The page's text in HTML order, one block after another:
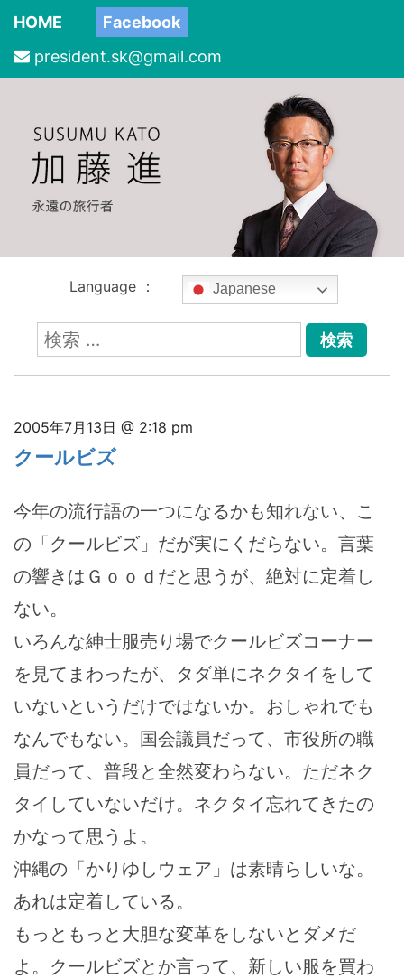
HOME
Facebook
president.sk@gmail.com
Language ： Japanese
検
索:
2005年7月13日 @ 2:18 pm
クールビズ
今年の流行語の一つになるかも知れない、こ
の「クールビズ」だが実にくだらない。言葉
の響きはＧｏｏｄだと思うが、絶対に定着し
ない。
いろんな紳士服売り場でクールビズコーナー
を見てまわったが、タダ単にネクタイをして
いないというだけではないか。おしゃれでも
なんでもない。国会議員だって、市役所の職
員だって、普段と全然変わらない。ただネク
タイしていないだけ。ネクタイ忘れてきたの
かなって思うよ。
沖縄の「かりゆしウェア」は素晴らしいな。
あれは定着している。
もっともっと大胆な変革をしないとダメだ
よ。クールビズとか言って、新しい服を買わ